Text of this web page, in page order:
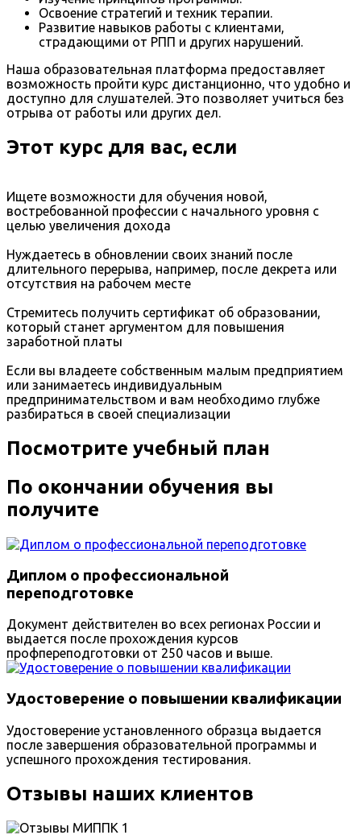
Освоение стратегий и техник терапии.
Развитие навыков работы с клиентами,
страдающими от РПП и других нарушений.
Наша образовательная платформа предоставляет
возможность пройти курс дистанционно, что удобно и
доступно для слушателей. Это позволяет учиться без
отрыва от работы или других дел.
Этот курс для вас, если
Ищете возможности для обучения новой,
востребованной профессии с начального уровня с
целью увеличения дохода
Нуждаетесь в обновлении своих знаний после
длительного перерыва, например, после декрета или
отсутствия на рабочем месте
Стремитесь получить сертификат об образовании,
который станет аргументом для повышения
заработной платы
Если вы владеете собственным малым предприятием
или занимаетесь индивидуальным
предпринимательством и вам необходимо глубже
разбираться в своей специализации
Посмотрите учебный план
По окончании обучения вы
получите
Диплом о профессиональной
переподготовке
Документ действителен во всех регионах России и
выдается после прохождения курсов
профпереподготовки от 250 часов и выше.
Удостоверение о повышении квалификации
Удостоверение установленного образца выдается
после завершения образовательной программы и
успешного прохождения тестирования.
Отзывы наших клиентов